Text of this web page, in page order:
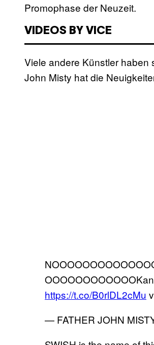
Promophase der Neuzeit.
VIDEOS BY VICE
Viele andere Künstler
John Misty hat die
https://t.co/B0rlDL2cMu
— FATHER JOHN